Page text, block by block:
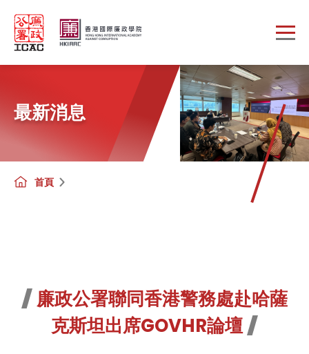
最新消息
首頁
廉政公署聯同香港警務處赴哈薩
克斯坦出席GOVHR論壇